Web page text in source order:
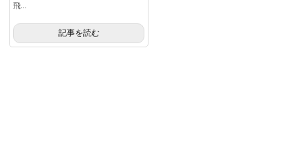
飛...
記事を読む